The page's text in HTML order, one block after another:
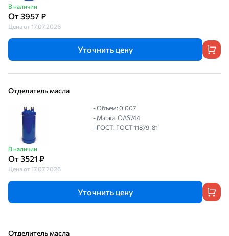
В наличии
От 3957 ₽
Цена от 17.07.2026
Уточнить цену
Отделитель масла
В наличии
От 3521 ₽
Цена от 17.07.2026
- Объем: 0.007
- Марка: OAS744
- ГОСТ: ГОСТ 11879-81
Уточнить цену
Отделитель масла